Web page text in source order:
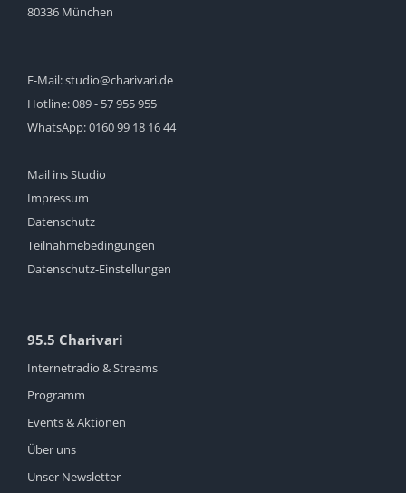
80336 München
E-Mail:studio@charivari.de
Hotline:089 - 57 955 955
WhatsApp:0160 99 18 16 44
Mail ins Studio
Impressum
Datenschutz
Teilnahmebedingungen
Datenschutz-Einstellungen
95.5 Charivari
Internetradio & Streams
Programm
Events & Aktionen
Über uns
Unser Newsletter